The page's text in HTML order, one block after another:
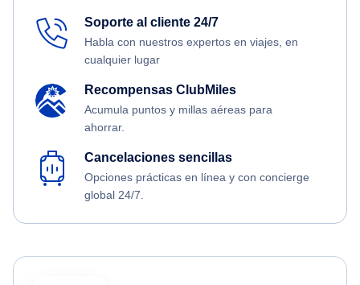
Soporte al cliente 24/7
Habla con nuestros expertos en viajes, en
cualquier lugar
Recompensas ClubMiles
Acumula puntos y millas aéreas para
ahorrar.
Cancelaciones sencillas
Opciones prácticas en línea y con concierge
global 24/7.